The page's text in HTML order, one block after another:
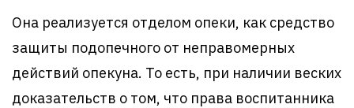
Она реализуется отделом опеки, как средство
защиты подопечного от неправомерных
действий опекуна. То есть, при наличии веских
доказательств о том, что права воспитанника